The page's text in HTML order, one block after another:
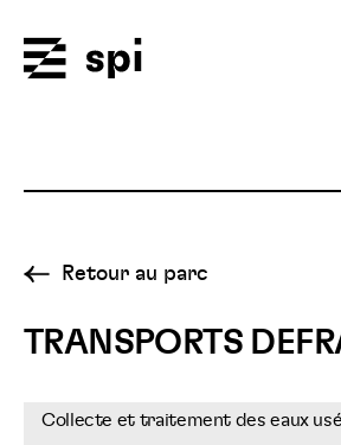
Retour au parc
TRANSPORTS
Collecte et traitement des eaux